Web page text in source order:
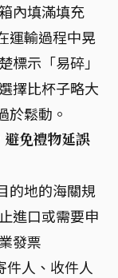
內填滿填充
運輸過程中晃
標示「易碎」
擇比杯子略大
於鬆動。
免禮物延誤
的地的海關規
進口或需要申
發票
人、收件人